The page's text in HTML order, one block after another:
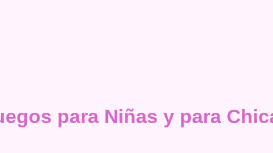
para Niñas y para